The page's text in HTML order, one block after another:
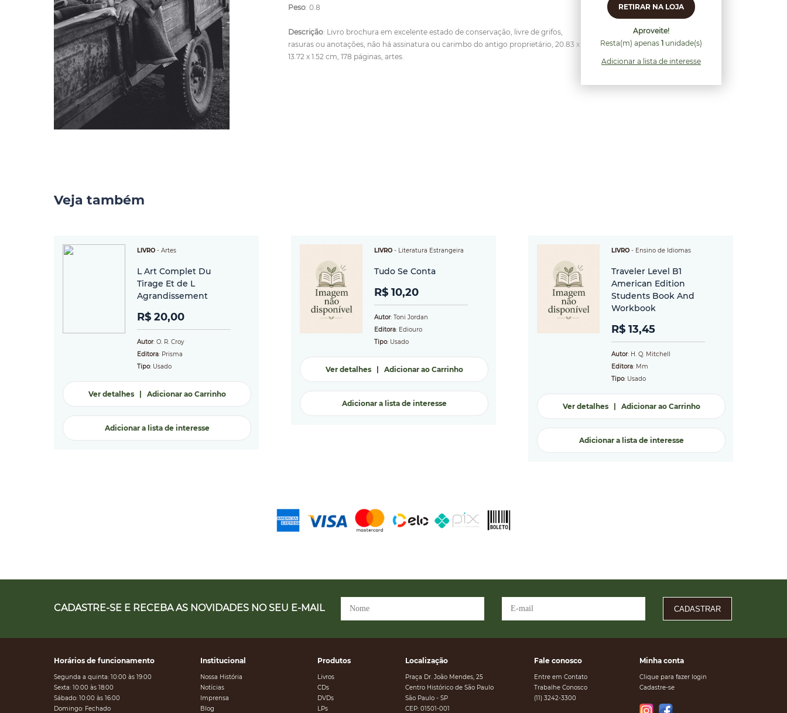
Peso: 0.8
Descrição: Livro brochura em excelente estado de conservação, livre de grifos,
rasuras ou anotações, não há assinatura ou carimbo do antigo proprietário, 20.83 x
13.72 x 1.52 cm, 178 páginas, artes.
RETIRAR NA LOJA
Aproveite!
Resta(m) apenas 1 unidade(s)
Adicionar a lista de interesse
Veja também
LIVRO - Artes
L Art Complet Du
Tirage Et de L
Agrandissement
R$ 20,00
Autor: O. R. Croy
Editora: Prisma
Tipo: Usado
Ver detalhes| Adicionar ao Carrinho
Adicionar a lista de interesse
LIVRO - Literatura Estrangeira
Tudo Se Conta
R$ 10,20
Autor: Toni Jordan
Editora: Ediouro
Tipo: Usado
Ver detalhes| Adicionar ao Carrinho
Adicionar a lista de interesse
LIVRO - Ensino de Idiomas
Traveler Level B1
American Edition
Students Book And
Workbook
R$ 13,45
Autor: H. Q. Mitchell
Editora: Mm
Tipo: Usado
Ver detalhes| Adicionar ao Carrinho
Adicionar a lista de interesse
CADASTRE-SE E RECEBA AS NOVIDADES NO SEU E-MAIL CADASTRAR
Horários de funcionamento
Segunda a quinta: 10:00 às 19:00
Sexta: 10:00 às 18:00
Sábado: 10:00 às 16:00
Domingo: Fechado
Institucional
Nossa História
Notícias
Imprensa
Blog
Produtos
Livros
CDs
DVDs
LPs
Localização
Praça Dr. João Mendes, 25
Centro Histórico de São Paulo
São Paulo - SP
CEP: 01501-001
Fale conosco
Entre em Contato
Trabalhe Conosco
(11) 3242-3300
Minha conta
Clique para fazer login
Cadastre-se